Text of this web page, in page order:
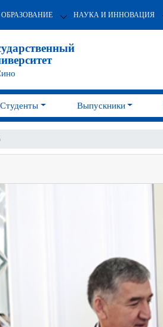
ОБРАЗОВАНИЕ НАУКА И ИННОВАЦИЯ
Студенты Выпускники